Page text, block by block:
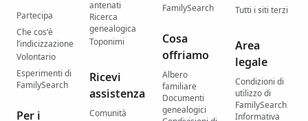
Partecipa
Che cos’è
l’indicizzazione
Volontario
Esperimenti di
FamilySearch
Per i
antenati
Ricerca
genealogica
Toponimi
Ricevi
assistenza
Comunità
FamilySearch
Cosa
offriamo
Albero
familiare
Documenti
genealogici
Tutti i siti terzi
Area
legale
Condizioni di
utilizzo di
FamilySearch
Informativa